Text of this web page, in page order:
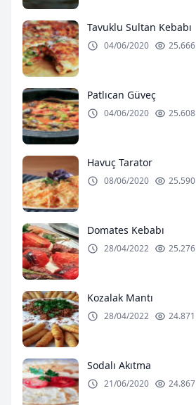
Tavuklu Sultan Kebabı
04/06/2020 25.666
Patlıcan Güveç
04/06/2020 25.608
Havuç Tarator
08/06/2020 25.590
Domates Kebabı
28/04/2022 25.276
Kozalak Mantı
28/04/2022 24.871
Sodalı Akıtma
21/06/2020 24.867